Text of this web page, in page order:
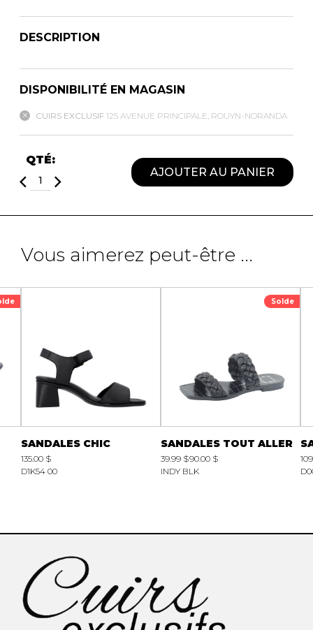
DESCRIPTION
DISPONIBILITÉ EN MAGASIN
CUIRS EXCLUSIF 125 AVENUE PRINCIPALE, ROUYN-NORANDA
QTÉ:
AJOUTER AU PANIER
Vous aimerez peut-être ...
SANDALES CHIC
135.00 $
D1K54 00
Solde
SANDALES TOUT ALLER
39.99 $90.00 $
INDY BLK